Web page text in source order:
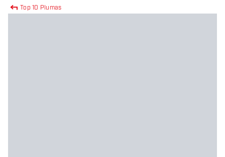
Top 10 Plumas